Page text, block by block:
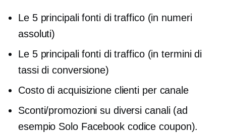
Le 5 principali fonti di traffico (in numeri
assoluti)
Le 5 principali fonti di traffico (in termini di
tassi di conversione)
Costo di acquisizione clienti per canale
Sconti/promozioni su diversi canali (ad
esempio Solo Facebookcodice coupon).